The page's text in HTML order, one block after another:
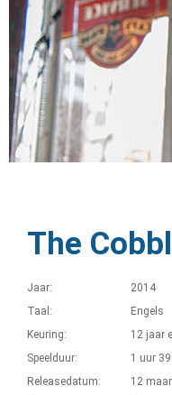
The
Jaar:
2014
Taal:
Engels
Keuring:
12 jaar
Speelduur:
1 uur
Releasedatum:
12